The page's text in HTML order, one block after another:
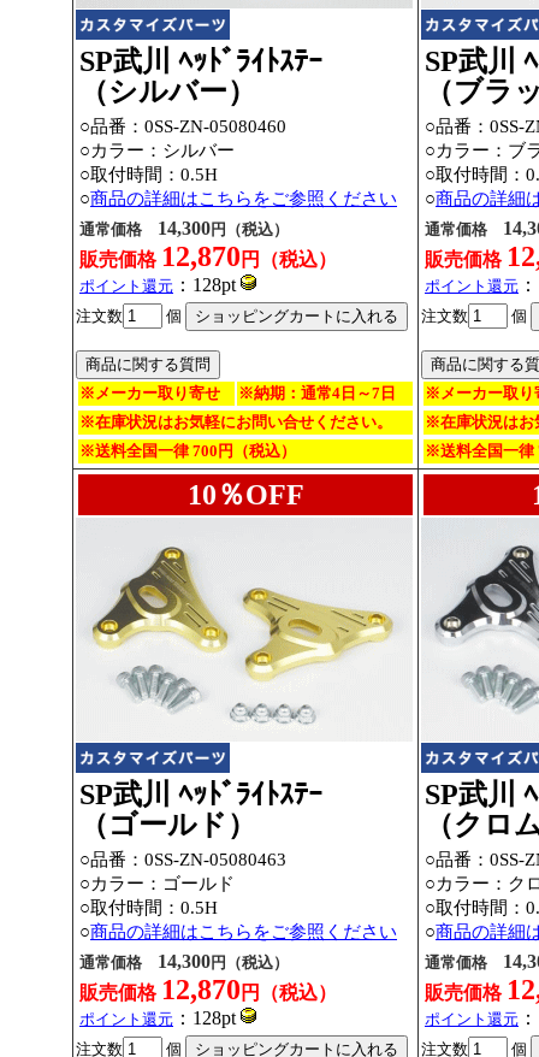
SP武川 ﾍｯﾄﾞﾗｲﾄｽﾃｰ
（シルバー）
○品番：0SS-ZN-05080460
○カラー：シルバー
○取付時間：0.5H
○商品の詳細はこちらをご参照ください
通常価格 14,300円（税込）
販売価格 12,870 円（税込）
ポイント還元 ：128pt
注文数 個
※メーカー取り寄せ
※納期：通常4日～7日
※在庫状況はお気軽にお問い合せください。
※送料全国一律 700円（税込）
SP武川
（ブラ
○品番：0SS-
○カラー：ブ
○取付時間：
○商品の詳細
通常価格
販売価格
ポイント還元
注文数 個
※メーカー取り
※在庫状況はお
※送料全国一律
10％OFF
SP武川 ﾍｯﾄﾞﾗｲﾄｽﾃｰ
（ゴールド）
○品番：0SS-ZN-05080463
○カラー：ゴールド
○取付時間：0.5H
○商品の詳細はこちらをご参照ください
通常価格 14,300円（税込）
販売価格 12,870 円（税込）
ポイント還元 ：128pt
注文数 個
SP武川
（クロ
○品番：0SS-
○カラー：ク
○取付時間：
○商品の詳細
通常価格
販売価格
ポイント還元
注文数 個